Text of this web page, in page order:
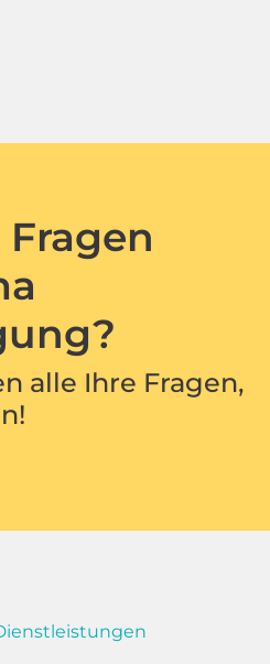
Fragen
alle Ihre Fragen,